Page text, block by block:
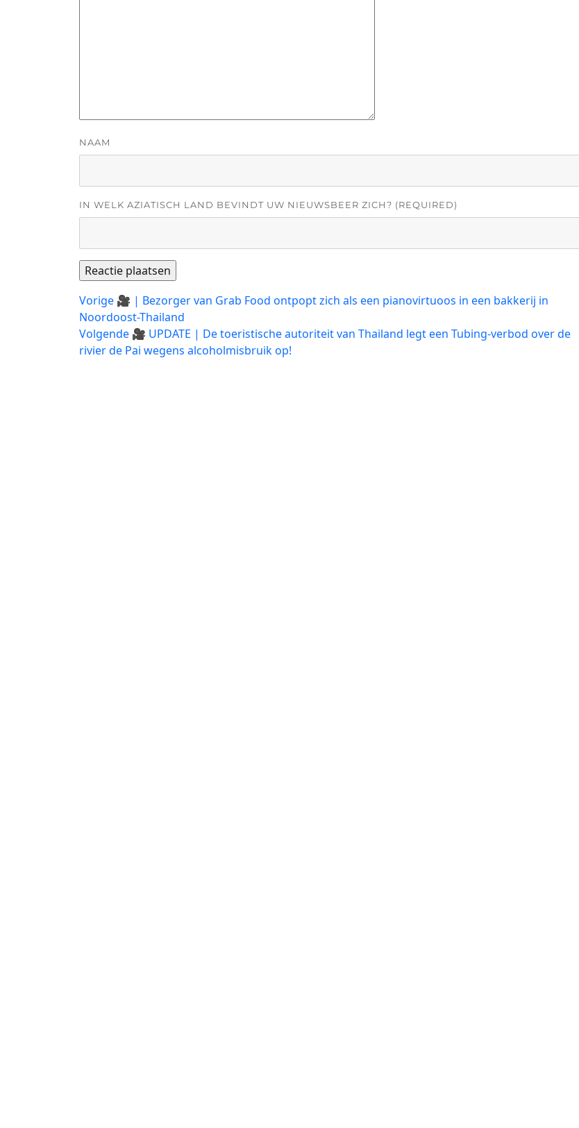
NAAM
IN WELK AZIATISCH LAND BEVINDT UW NIEUWSBEER ZICH? (REQUIRED)
Bericht
navigatie
Vorige Vorig
bericht:
🎥 | Bezorger van Grab Food ontpopt zich als een pianovirtuoos in een bakkerij in
Noordoost-Thailand
Volgende Volgend
bericht:
🎥 UPDATE | De toeristische autoriteit van Thailand legt een Tubing-verbod over de
rivier de Pai wegens alcoholmisbruik op!